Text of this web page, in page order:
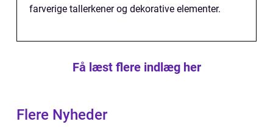
farverige tallerkener og dekorative elementer.
Få læst flere indlæg her
Flere Nyheder